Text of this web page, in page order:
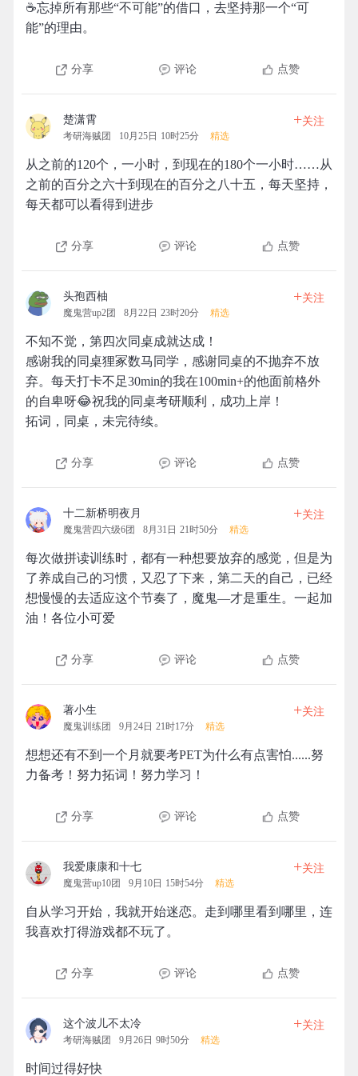
☕忘掉所有那些“不可能”的借口，去坚持那一个“可
能”的理由。
分享 评论 点赞
楚潇霄
考研海贼团 10月25日 10时25分 精选
+关注
从之前的120个，一小时，到现在的180个一小时……从
之前的百分之六十到现在的百分之八十五，每天坚持，
每天都可以看得到进步
分享 评论 点赞
头孢西柚
魔鬼营up2团 8月22日 23时20分 精选
+关注
不知不觉，第四次同桌成就达成！
感谢我的同桌狸冢数马同学，感谢同桌的不抛弃不放
弃。每天打卡不足30min的我在100min+的他面前格外
的自卑呀😂祝我的同桌考研顺利，成功上岸！
拓词，同桌，未完待续。
分享 评论 点赞
十二新桥明夜月
魔鬼营四六级6团 8月31日 21时50分 精选
+关注
每次做拼读训练时，都有一种想要放弃的感觉，但是为
了养成自己的习惯，又忍了下来，第二天的自己，已经
想慢慢的去适应这个节奏了，魔鬼—才是重生。一起加
油！各位小可爱
分享 评论 点赞
著小生
魔鬼训练团 9月24日 21时17分 精选
+关注
想想还有不到一个月就要考PET为什么有点害怕......努
力备考！努力拓词！努力学习！
分享 评论 点赞
我爱康康和十七
魔鬼营up10团 9月10日 15时54分 精选
+关注
自从学习开始，我就开始迷恋。走到哪里看到哪里，连
我喜欢打得游戏都不玩了。
分享 评论 点赞
这个波儿不太冷
考研海贼团 9月26日 9时50分 精选
+关注
时间过得好快